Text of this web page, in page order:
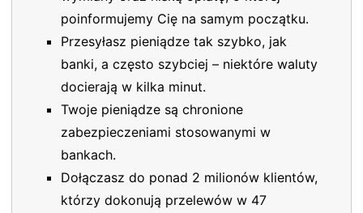
poinformujemy Cię na samym początku.
Przesyłasz pieniądze tak szybko, jak
banki, a często szybciej – niektóre waluty
docierają w kilka minut.
Twoje pieniądze są chronione
zabezpieczeniami stosowanymi w
bankach.
Dołączasz do ponad 2 milionów klientów,
którzy dokonują przelewów w 47